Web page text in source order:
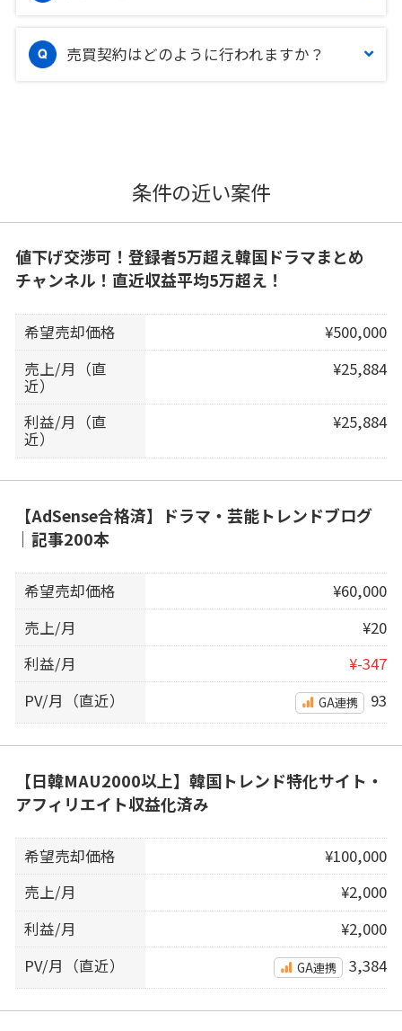
売買契約はどのように行われますか？
条件の近い案件
値下げ交渉可！登録者5万超え韓国ドラマまとめ
チャンネル！直近収益平均5万超え！
希望売却価格
¥500,000
売上/月（直
近）
¥25,884
利益/月（直
近）
¥25,884
【AdSense合格済】ドラマ・芸能トレンドブログ
｜記事200本
希望売却価格
¥60,000
売上/月
¥20
利益/月
¥-347
PV/月（直近）
GA連携 93
【日韓MAU2000以上】韓国トレンド特化サイト・
アフィリエイト収益化済み
希望売却価格
¥100,000
売上/月
¥2,000
利益/月
¥2,000
PV/月（直近）
GA連携 3,384